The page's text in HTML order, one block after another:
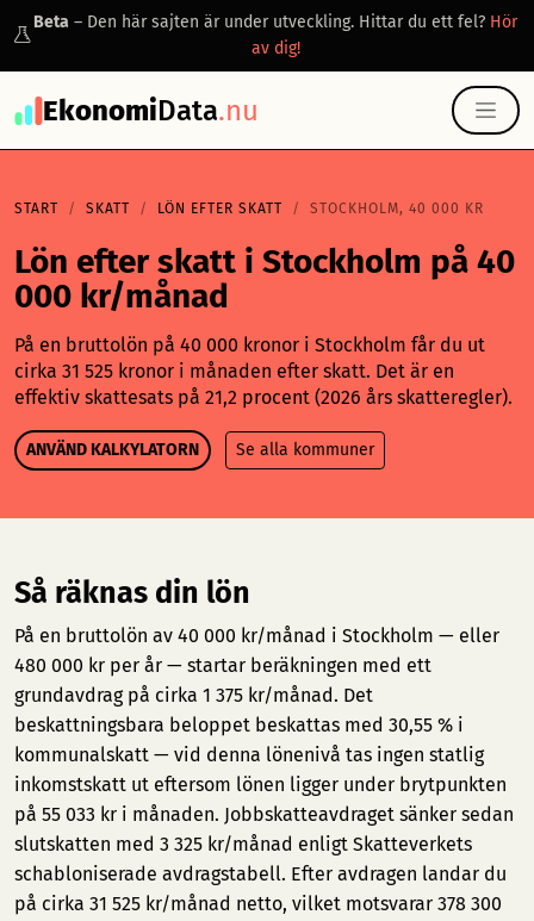
Beta – Den här sajten är under utveckling. Hittar du ett fel? Hör
av dig!
EkonomiData.nu
START SKATT LÖN EFTER SKATT STOCKHOLM, 40 000 KR
Lön efter skatt i Stockholm på 40
000 kr/månad
På en bruttolön på 40 000 kronor i Stockholm får du ut
cirka 31 525 kronor i månaden efter skatt. Det är en
effektiv skattesats på 21,2 procent (2026 års skatteregler).
ANVÄND KALKYLATORN Se alla kommuner
Så räknas din lön
På en bruttolön av 40 000 kr/månad i Stockholm — eller
480 000 kr per år — startar beräkningen med ett
grundavdrag på cirka 1 375 kr/månad. Det
beskattningsbara beloppet beskattas med 30,55 % i
kommunalskatt — vid denna lönenivå tas ingen statlig
inkomstskatt ut eftersom lönen ligger under brytpunkten
på 55 033 kr i månaden. Jobbskatteavdraget sänker sedan
slutskatten med 3 325 kr/månad enligt Skatteverkets
schabloniserade avdragstabell. Efter avdragen landar du
på cirka 31 525 kr/månad netto, vilket motsvarar 378 300